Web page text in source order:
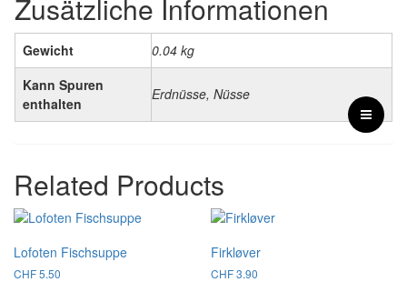
Zusätzliche Informationen
Gewicht
0.04 kg
Kann Spuren
enthalten
Erdnüsse, Nüsse
Related Products
Lofoten Fischsuppe
CHF5.50
Firkløver
CHF3.90